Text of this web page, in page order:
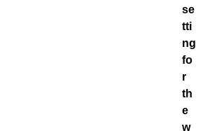
se
tti
ng
fo
r
th
e
w